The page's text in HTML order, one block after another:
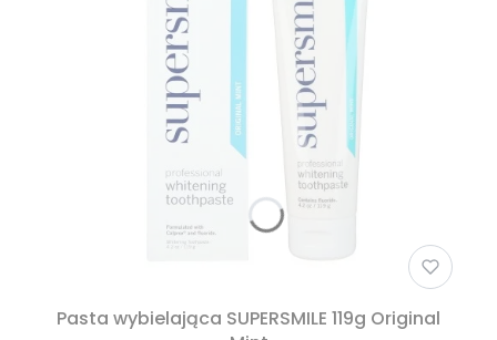
Pasta wybielająca SUPERSMILE 119g Original